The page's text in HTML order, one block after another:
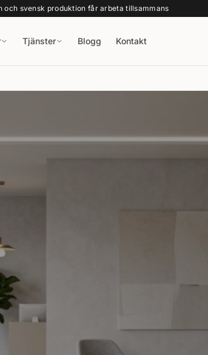
och svensk produktion får arbeta tillsammans
Tjänster Blogg Kontakt